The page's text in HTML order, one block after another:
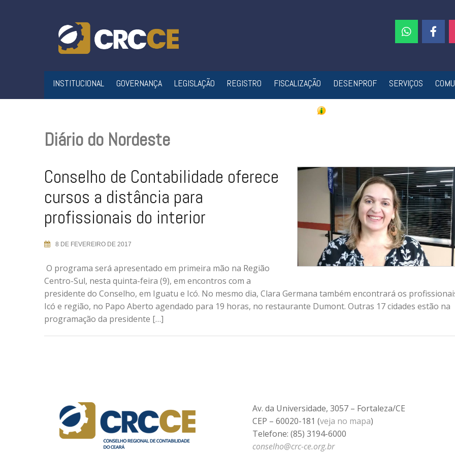
INSTITUCIONAL GOVERNANÇA LEGISLAÇÃO REGISTRO FISCALIZAÇÃO DESENPROF SERVIÇOS
Diário do Nordeste
Conselho de Contabilidade oferece
cursos a distância para
profissionais do interior
8 DE FEVEREIRO DE 2017
O programa será apresentado em primeira mão na Região
Centro-Sul, nesta quinta-feira (9), em encontros com a
presidente do Conselho, em Iguatu e Icó. No mesmo dia, Clara Germana também encontrará os
Icó e região, no Papo Aberto agendado para 19 horas, no restaurante Dumont. Outras 17 cidades estão na
programação da presidente […]
Av. da Universidade, 3057 – Fortaleza/CE
CEP – 60020-181 (veja no mapa)
Telefone: (85) 3194-6000
conselho@crc-ce.org.br